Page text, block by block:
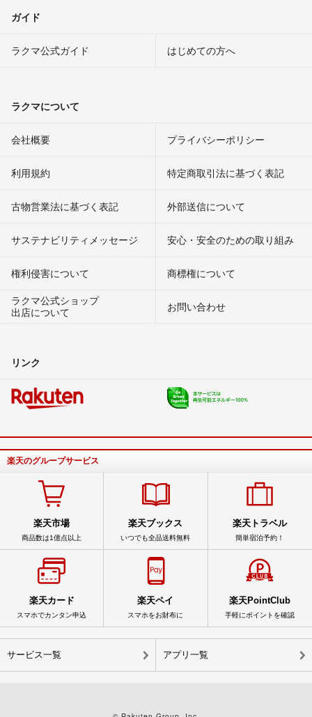
ガイド
ラクマ公式ガイド はじめての方へ
ラクマについて
会社概要 プライバシーポリシー
利用規約 特定商取引法に基づく表記
古物営業法に基づく表記 外部送信について
サステナビリティメッセージ 安心・安全のための取り組み
権利侵害について
商標権について
ラクマ公式ショップ
出店について
お問い合わせ
リンク
楽天のグループサービス
楽天市場
商品数は1億点以上
楽天ブックス
いつでも全品送料無料
楽天トラベル
簡単宿泊予約！
楽天カード
スマホでカンタン申込
楽天ペイ
スマホをお財布に
楽天PointClub
手軽にポイントを確認
サービス一覧 アプリ一覧